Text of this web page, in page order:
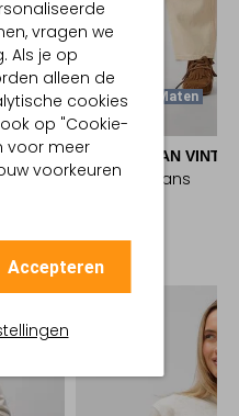
vragen we
Als je op
alleen de
cookies
op "Cookie-
voor meer
voorkeuren
Accepteren
Laatste Maten
AMERICAN
Barrel jeans